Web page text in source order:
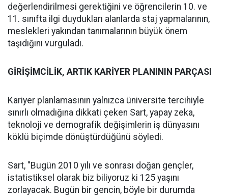
değerlendirilmesi gerektiğini ve öğrencilerin 10. ve
11. sınıfta ilgi duydukları alanlarda staj yapmalarının,
meslekleri yakından tanımalarının büyük önem
taşıdığını vurguladı.
GİRİŞİMCİLİK, ARTIK KARİYER PLANININ PARÇASI
Kariyer planlamasının yalnızca üniversite tercihiyle
sınırlı olmadığına dikkati çeken Sart, yapay zeka,
teknoloji ve demografik değişimlerin iş dünyasını
köklü biçimde dönüştürdüğünü söyledi.
Sart, "Bugün 2010 yılı ve sonrası doğan gençler,
istatistiksel olarak biz biliyoruz ki 125 yaşını
zorlayacak. Bugün bir gencin, böyle bir durumda